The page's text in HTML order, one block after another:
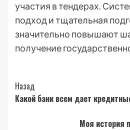
участия в тендерах.
подход и тщательная
значительно повышают
получение
Post
Navigation
Назад
Какой банк всем дает
Моя история